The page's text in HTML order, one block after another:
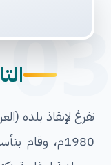
03
تفرغ لإنقاذ بلده
1980م،